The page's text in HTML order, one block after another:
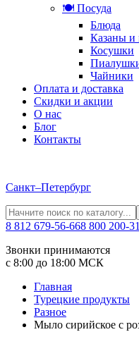
🍽️ Посуда
Блюда
Казаны и
Косушки
Чайники
Оплата и доставка
Скидки и акции
О нас
Блог
Контакты
Санкт–Петербург
8 812 679-56-668 800 200-
Звонки принимаются
с 8:00 до 18:00 МСК
Главная
Турецкие продукты
Разное
Мыло сирийское с